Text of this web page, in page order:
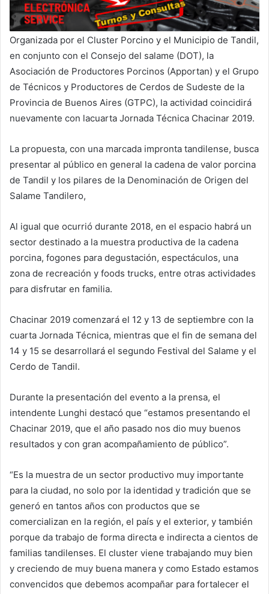
Organizada por el Cluster Porcino y el Municipio de Tandil,
en conjunto con el Consejo del salame (DOT), la
Asociación de Productores Porcinos (Apportan) y el Grupo
de Técnicos y Productores de Cerdos de Sudeste de la
Provincia de Buenos Aires (GTPC), la actividad coincidirá
nuevamente con lacuarta Jornada Técnica Chacinar 2019.
La propuesta, con una marcada impronta tandilense, busca
presentar al público en general la cadena de valor porcina
de Tandil y los pilares de la Denominación de Origen del
Salame Tandilero,
Al igual que ocurrió durante 2018, en el espacio habrá un
sector destinado a la muestra productiva de la cadena
porcina, fogones para degustación, espectáculos, una
zona de recreación y foods trucks, entre otras actividades
para disfrutar en familia.
Chacinar 2019 comenzará el 12 y 13 de septiembre con la
cuarta Jornada Técnica, mientras que el fin de semana del
14 y 15 se desarrollará el segundo Festival del Salame y el
Cerdo de Tandil.
Durante la presentación del evento a la prensa, el
intendente Lunghi destacó que “estamos presentando el
Chacinar 2019, que el año pasado nos dio muy buenos
resultados y con gran acompañamiento de público”.
“Es la muestra de un sector productivo muy importante
para la ciudad, no solo por la identidad y tradición que se
generó en tantos años con productos que se
comercializan en la región, el país y el exterior, y también
porque da trabajo de forma directa e indirecta a cientos de
familias tandilenses. El cluster viene trabajando muy bien
y creciendo de muy buena manera y como Estado estamos
convencidos que debemos acompañar para fortalecer el